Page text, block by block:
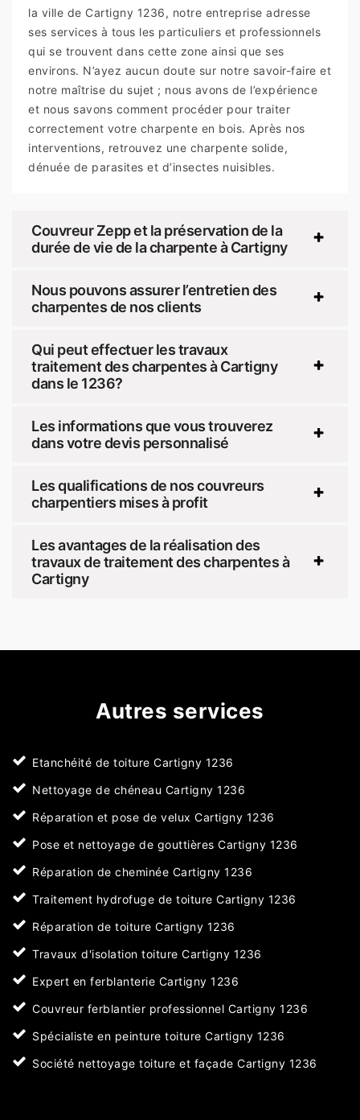
la ville de Cartigny 1236, notre entreprise adresse
ses services à tous les particuliers et professionnels
qui se trouvent dans cette zone ainsi que ses
environs. N’ayez aucun doute sur notre savoir-faire et
notre maîtrise du sujet ; nous avons de l’expérience
et nous savons comment procéder pour traiter
correctement votre charpente en bois. Après nos
interventions, retrouvez une charpente solide,
dénuée de parasites et d’insectes nuisibles.
Couvreur Zepp et la préservation de la
durée de vie de la charpente à Cartigny
Nous pouvons assurer l’entretien des
charpentes de nos clients
Qui peut effectuer les travaux
traitement des charpentes à Cartigny
dans le 1236?
Les informations que vous trouverez
dans votre devis personnalisé
Les qualifications de nos couvreurs
charpentiers mises à profit
Les avantages de la réalisation des
travaux de traitement des charpentes à
Cartigny
Autres services
Etanchéité de toiture Cartigny 1236
Nettoyage de chéneau Cartigny 1236
Réparation et pose de velux Cartigny 1236
Pose et nettoyage de gouttières Cartigny 1236
Réparation de cheminée Cartigny 1236
Traitement hydrofuge de toiture Cartigny 1236
Réparation de toiture Cartigny 1236
Travaux d'isolation toiture Cartigny 1236
Expert en ferblanterie Cartigny 1236
Couvreur ferblantier professionnel Cartigny 1236
Spécialiste en peinture toiture Cartigny 1236
Société nettoyage toiture et façade Cartigny 1236